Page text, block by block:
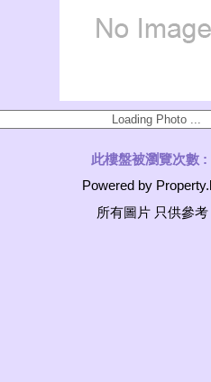
此樓盤被瀏覽次數 :
Powered by
所有圖片 只供參考